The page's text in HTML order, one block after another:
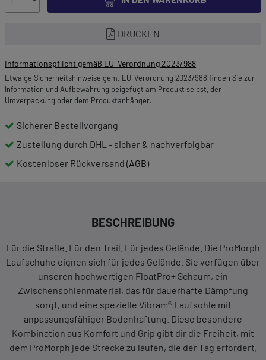
DRUCKEN
Informationspflicht gemäß EU-Verordnung 2023/988
Etwaige Sicherheitshinweise gem. EU-Verordnung 2023/988 finden Sie zur
Information und Aufbewahrung beigefügt am Produkt selbst, der
Umverpackung oder dem Produktanhänger.
Sicherer Bestellvorgang
Zustellung durch DHL - sicher & nachverfolgbar
Kostenloser Rückversand (AGB)
BESCHREIBUNG
Für die Straße. Für den Trail. Für jedes Gelände. Die ProMorph
Laufschuhe eignen sich für jedes Gelände. Sie verfügen über
unseren hochwertigen FloatPro+ Schaum, ein
Zwischensohlenmaterial, das für dauerhafte Dämpfung
sorgt, und eine spezielle Vibram® Laufsohle mit
anpassungsfähiger Bodenhaftung. Diese besondere
Kombination aus Komfort und Grip gibt dir die Freiheit, mit
dem ProMorph jede Strecke zu laufen, die der Tag erfordert.